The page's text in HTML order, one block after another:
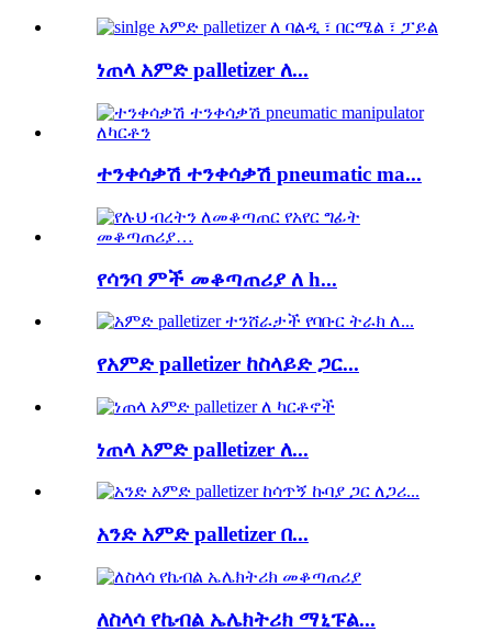
ነጠላ አምድ palletizer ለ...
ተንቀሳቃሽ ተንቀሳቃሽ pneumatic ma...
የሳንባ ምች መቆጣጠሪያ ለ h...
የአምድ palletizer ከስላይድ ጋር...
ነጠላ አምድ palletizer ለ...
አንድ አምድ palletizer በ...
ለስላሳ የኬብል ኤሌክትሪክ ማኒፑል...